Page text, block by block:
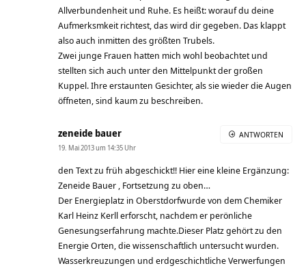
Allverbundenheit und Ruhe. Es heißt: worauf du deine
Aufmerksmkeit richtest, das wird dir gegeben. Das klappt
also auch inmitten des größten Trubels.
Zwei junge Frauen hatten mich wohl beobachtet und
stellten sich auch unter den Mittelpunkt der großen
Kuppel. Ihre erstaunten Gesichter, als sie wieder die Augen
öffneten, sind kaum zu beschreiben.
zeneide bauer
19. Mai 2013 um 14:35 Uhr
den Text zu früh abgeschickt!! Hier eine kleine Ergänzung:
Zeneide Bauer , Fortsetzung zu oben…
Der Energieplatz in Oberstdorfwurde von dem Chemiker
Karl Heinz Kerll erforscht, nachdem er perönliche
Genesungserfahrung machte.Dieser Platz gehört zu den
Energie Orten, die wissenschaftlich untersucht wurden.
Wasserkreuzungen und erdgeschichtliche Verwerfungen
ANTWORTEN